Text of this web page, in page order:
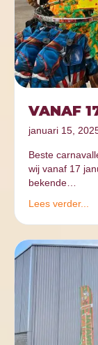
VANAF
januari 15,
Beste
wij vanaf 17
bekende…
Lees verder...